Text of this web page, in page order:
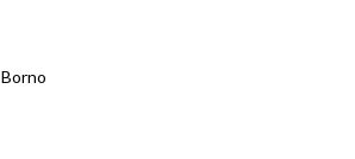
Borno